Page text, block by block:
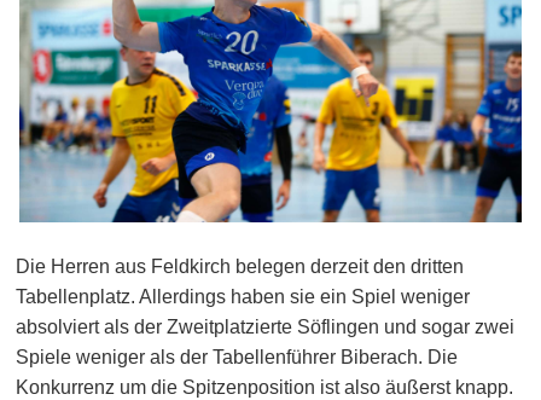
Die Herren aus Feldkirch belegen derzeit den dritten
Tabellenplatz. Allerdings haben sie ein Spiel weniger
absolviert als der Zweitplatzierte Söflingen und sogar zwei
Spiele weniger als der Tabellenführer Biberach. Die
Konkurrenz um die Spitzenposition ist also äußerst knapp.